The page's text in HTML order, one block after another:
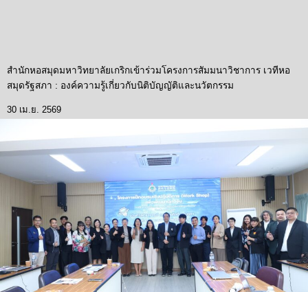
สำนักหอสมุดมหาวิทยาลัยเกริกเข้าร่วมโครงการสัมมนาวิชาการ เวทีหอ
สมุดรัฐสภา : องค์ความรู้เกี่ยวกับนิติบัญญัติและนวัตกรรม
30 เม.ย. 2569